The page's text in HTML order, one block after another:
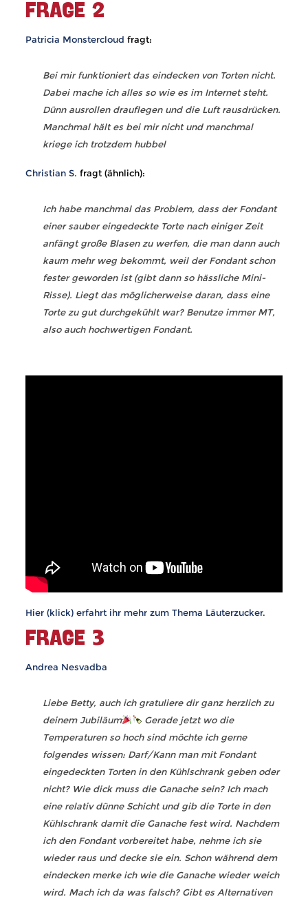
FRAGE 2
Patricia Monstercloud fragt:
Bei mir funktioniert das eindecken von Torten nicht.
Dabei mache ich alles so wie es im Internet steht.
Dünn ausrollen drauflegen und die Luft rausdrücken.
Manchmal hält es bei mir nicht und manchmal
kriege ich trotzdem hubbel
Christian S. fragt (ähnlich):
Ich habe manchmal das Problem, dass der Fondant
einer sauber eingedeckte Torte nach einiger Zeit
anfängt große Blasen zu werfen, die man dann auch
kaum mehr weg bekommt, weil der Fondant schon
fester geworden ist (gibt dann so hässliche Mini-
Risse). Liegt das möglicherweise daran, dass eine
Torte zu gut durchgekühlt war? Benutze immer MT,
also auch hochwertigen Fondant.
Hier (klick) erfahrt ihr mehr zum Thema Läuterzucker.
FRAGE 3
Andrea Nesvadba
Liebe Betty, auch ich gratuliere dir ganz herzlich zu
deinem Jubiläum
Gerade jetzt wo die
Temperaturen so hoch sind möchte ich gerne
folgendes wissen: Darf/Kann man mit Fondant
eingedeckten Torten in den Kühlschrank geben oder
nicht? Wie dick muss die Ganache sein? Ich mach
eine relativ dünne Schicht und gib die Torte in den
Kühlschrank damit die Ganache fest wird. Nachdem
ich den Fondant vorbereitet habe, nehme ich sie
wieder raus und decke sie ein. Schon während dem
eindecken merke ich wie die Ganache wieder weich
wird. Mach ich da was falsch? Gibt es Alternativen